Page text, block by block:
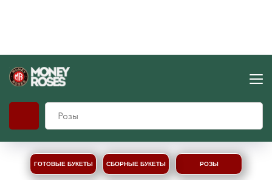
РОЗЫ
ГОТОВЫЕ БУКЕТЫ СБОРНЫЕ БУКЕТЫ